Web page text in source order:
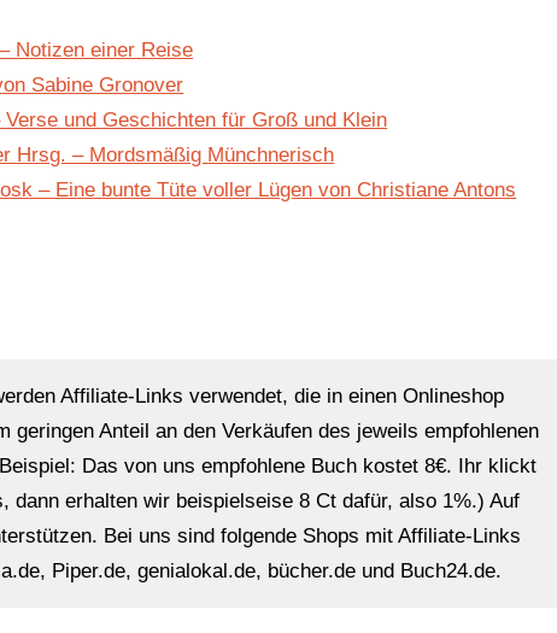
Notizen einer Reise
Sabine Gronover
Verse und Geschichten für Groß und Klein
Hrsg. – Mordsmäßig Münchnerisch
– Eine bunte Tüte voller Lügen von Christiane Antons
Affiliate-Links verwendet, die in einen Onlineshop
Anteil an den Verkäufen des jeweils empfohlenen
Das von uns empfohlene Buch kostet 8€. Ihr klickt
dann erhalten wir beispielseise 8 Ct dafür, also 1%.) Auf
Bei uns sind folgende Shops mit Affiliate-Links
Piper.de, genialokal.de, bücher.de und Buch24.de.